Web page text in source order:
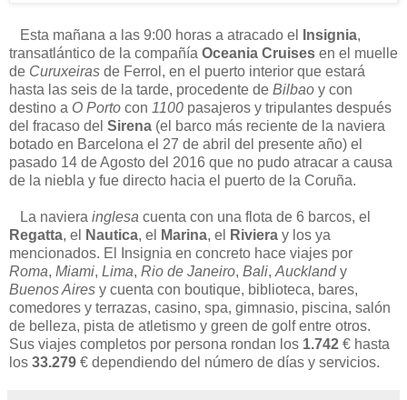
Esta mañana a las 9:00 horas a atracado el Insignia,
transatlántico de la compañía Oceania Cruises en el muelle
de Curuxeiras de Ferrol, en el puerto interior que estará
hasta las seis de la tarde, procedente de Bilbao y con
destino a O Porto con 1100 pasajeros y tripulantes después
del fracaso del Sirena (el barco más reciente de la naviera
botado en Barcelona el 27 de abril del presente año) el
pasado 14 de Agosto del 2016 que no pudo atracar a causa
de la niebla y fue directo hacia el puerto de la Coruña.
La naviera inglesa cuenta con una flota de 6 barcos, el
Regatta, el Nautica, el Marina, el Riviera y los ya
mencionados. El Insignia en concreto hace viajes por
Roma, Miami, Lima, Rio de Janeiro, Bali, Aucklandy
Buenos Aires y cuenta con boutique, biblioteca, bares,
comedores y terrazas, casino, spa, gimnasio, piscina, salón
de belleza, pista de atletismo y green de golf entre otros.
Sus viajes completos por persona rondan los 1.742 € hasta
los 33.279 € dependiendo del número de días y servicios.